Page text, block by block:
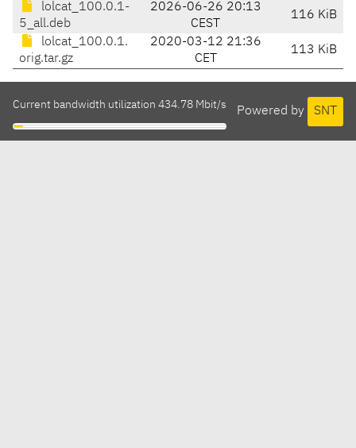
lolcat_100.0.1-
5_all.deb
2026-06-26 20:13
CEST
116 KiB
lolcat_100.0.1.
orig.tar.gz
2020-03-12 21:36
CET
113 KiB
Powered by SNT
Current bandwidth utilization 434.78 Mbit/s